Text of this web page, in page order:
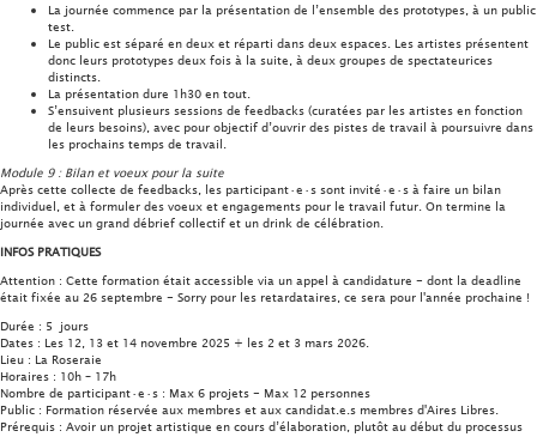
La journée commence par la présentation de l’ensemble des prototypes, à un public
test.
Le public est séparé en deux et réparti dans deux espaces. Les artistes présentent
donc leurs prototypes deux fois à la suite, à deux groupes de spectateurices
distincts.
La présentation dure 1h30 en tout.
S’ensuivent plusieurs sessions de feedbacks (curatées par les artistes en fonction
de leurs besoins), avec pour objectif d’ouvrir des pistes de travail à poursuivre dans
les prochains temps de travail.
Module 9 : Bilan et voeux pour la suite
Après cette collecte de feedbacks, les participant·e·s sont invité·e·s à faire un bilan
individuel, et à formuler des voeux et engagements pour le travail futur. On termine la
journée avec un grand débrief collectif et un drink de célébration.
INFOS PRATIQUES
Attention : Cette formation était accessible via un appel à candidature - dont la deadline
était fixée au 26 septembre - Sorry pour les retardataires, ce sera pour l'année prochaine !
Durée : 5 jours
Dates : Les 12, 13 et 14 novembre 2025 + les 2 et 3 mars 2026.
Lieu : La Roseraie
Horaires : 10h – 17h
Nombre de participant·e·s : Max 6 projets - Max 12 personnes
Public : Formation réservée aux membres et aux candidat.e.s membres d'Aires Libres.
Prérequis : Avoir un projet artistique en cours d’élaboration, plutôt au début du processus